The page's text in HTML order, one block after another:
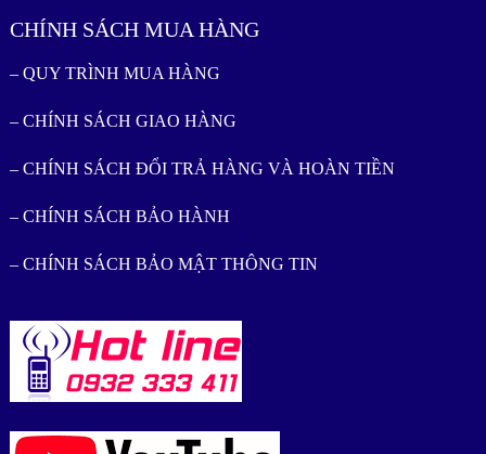
CHÍNH SÁCH MUA HÀNG
– QUY TRÌNH MUA HÀNG
– CHÍNH SÁCH GIAO HÀNG
– CHÍNH SÁCH ĐỔI TRẢ HÀNG VÀ HOÀN TIỀN
– CHÍNH SÁCH BẢO HÀNH
– CHÍNH SÁCH BẢO MẬT THÔNG TIN